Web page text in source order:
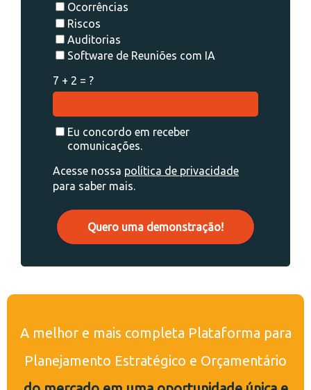
Ocorrências
Riscos
Auditorias
Software de Reuniões com IA
7 + 2 = ?
Eu concordo em receber
comunicações.
Acesse nossa política de privacidade
para saber mais.
Quero uma demonstração!
A melhor e mais completa Plataforma para
Planejamento Estratégico e Orçamentário